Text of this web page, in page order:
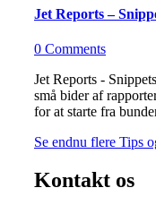
Jet Reports –
0 Comments
Jet Reports -
små bider af
for at starte fra
Se endnu flere Tips
Kontakt os